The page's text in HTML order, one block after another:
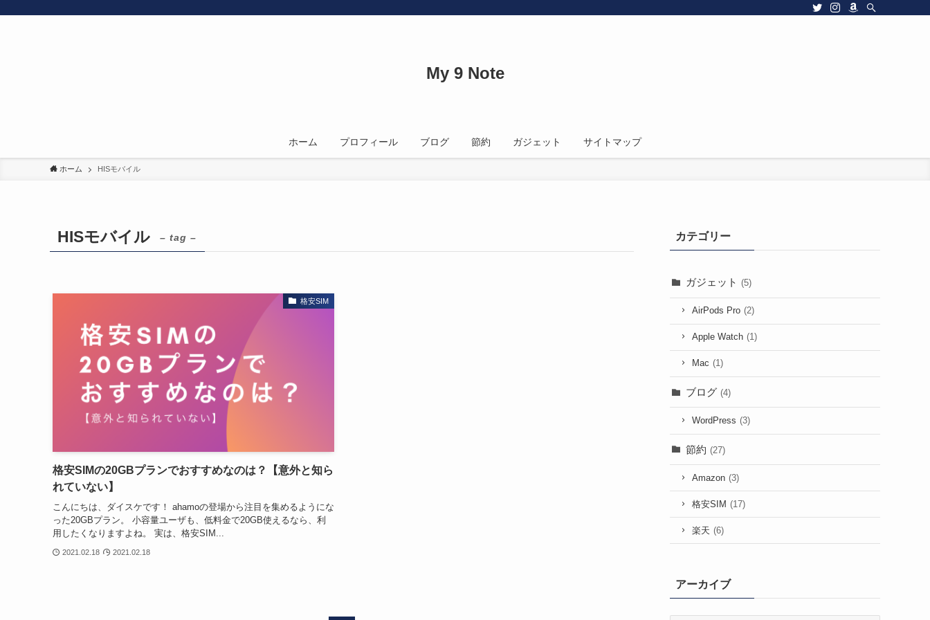
My 9 Note
ホーム プロフィール ブログ 節約 ガジェット サイトマップ
ホーム HISモバイル
HISモバイル – tag –
格安SIM
格安SIMの20GBプランでおすすめなのは？【意外と知ら
れていない】
こんにちは、ダイスケです！ ahamoの登場から注目を集めるようにな
った20GBプラン。 小容量ユーザも、低料金で20GB使えるなら、利
用したくなりますよね。 実は、格安SIM...
2021.02.18 2021.02.18
カテゴリー
ガジェット (5)
AirPods Pro (2)
Apple Watch (1)
Mac (1)
ブログ (4)
WordPress (3)
節約 (27)
Amazon (3)
格安SIM (17)
楽天 (6)
アーカイブ